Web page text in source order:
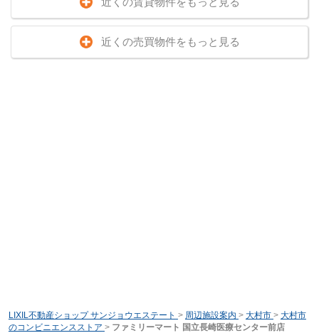
近くの売買物件をもっと見る
LIXIL不動産ショップ サンジョウエステート > 周辺施設案内 > 大村市 > 大村市
のコンビニエンスストア > ファミリーマート 国立長崎医療センター前店